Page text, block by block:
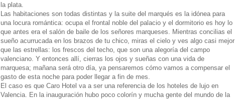
la plata.
Las habitaciones son todas distintas y la suite del marqués es la idónea para
una locura romántica: ocupa el frontal noble del palacio y el dormitorio es hoy lo
que antes era el salón de baile de los señores marqueses. Mientras concilias el
sueño acurrucada en los brazos de tu chico, miras el cielo y ves algo casi mejor
que las estrellas: los frescos del techo, que son una alegoría del campo
valenciano. Y entonces allí, cierras los ojos y sueñas con una vida de
marquesa; mañana será otro día, ya pensaremos cómo vamos a compensar el
gasto de esta noche para poder llegar a fin de mes.
El caso es que Caro Hotel va a ser una referencia de los hoteles de lujo en
Valencia. En la inauguración hubo poco colorín y mucha gente del mundo de la